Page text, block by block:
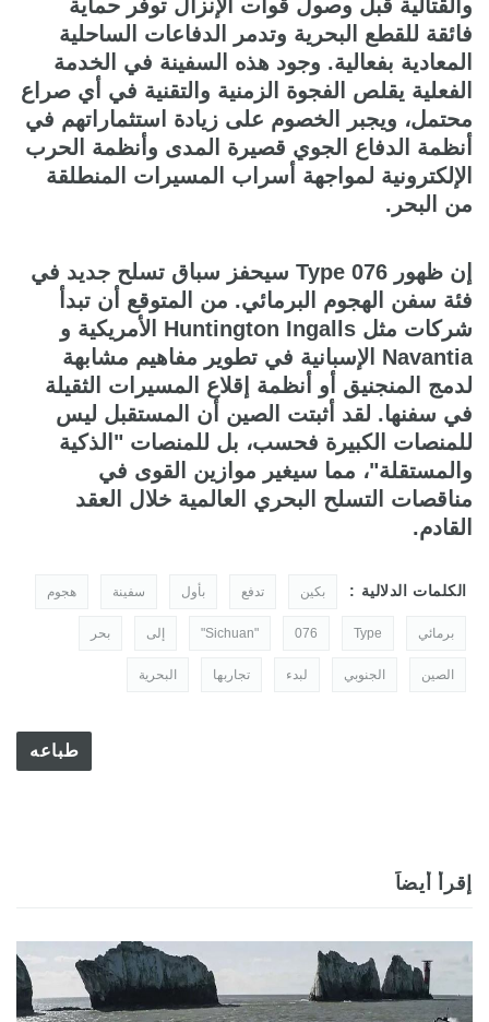
والقتالية قبل وصول قوات الإنزال توفر حماية
فائقة للقطع البحرية وتدمر الدفاعات الساحلية
المعادية بفعالية. وجود هذه السفينة في الخدمة
الفعلية يقلص الفجوة الزمنية والتقنية في أي صراع
محتمل، ويجبر الخصوم على زيادة استثماراتهم في
أنظمة الدفاع الجوي قصيرة المدى وأنظمة الحرب
الإلكترونية لمواجهة أسراب المسيرات المنطلقة
من البحر.
إن ظهور Type 076 سيحفز سباق تسلح جديد في
فئة سفن الهجوم البرمائي. من المتوقع أن تبدأ
شركات مثل Huntington Ingalls الأمريكية و
Navantia الإسبانية في تطوير مفاهيم مشابهة
لدمج المنجنيق أو أنظمة إقلاع المسيرات الثقيلة
في سفنها. لقد أثبتت الصين أن المستقبل ليس
للمنصات الكبيرة فحسب، بل للمنصات "الذكية
والمستقلة"، مما سيغير موازين القوى في
مناقصات التسلح البحري العالمية خلال العقد
القادم.
الكلمات الدلالية : بكين تدفع بأول سفينة هجوم
برمائي Type
076
"Sichuan" إلى بحر
الصين الجنوبي لبدء تجاربها البحرية
طباعه
إقرأ أيضاً